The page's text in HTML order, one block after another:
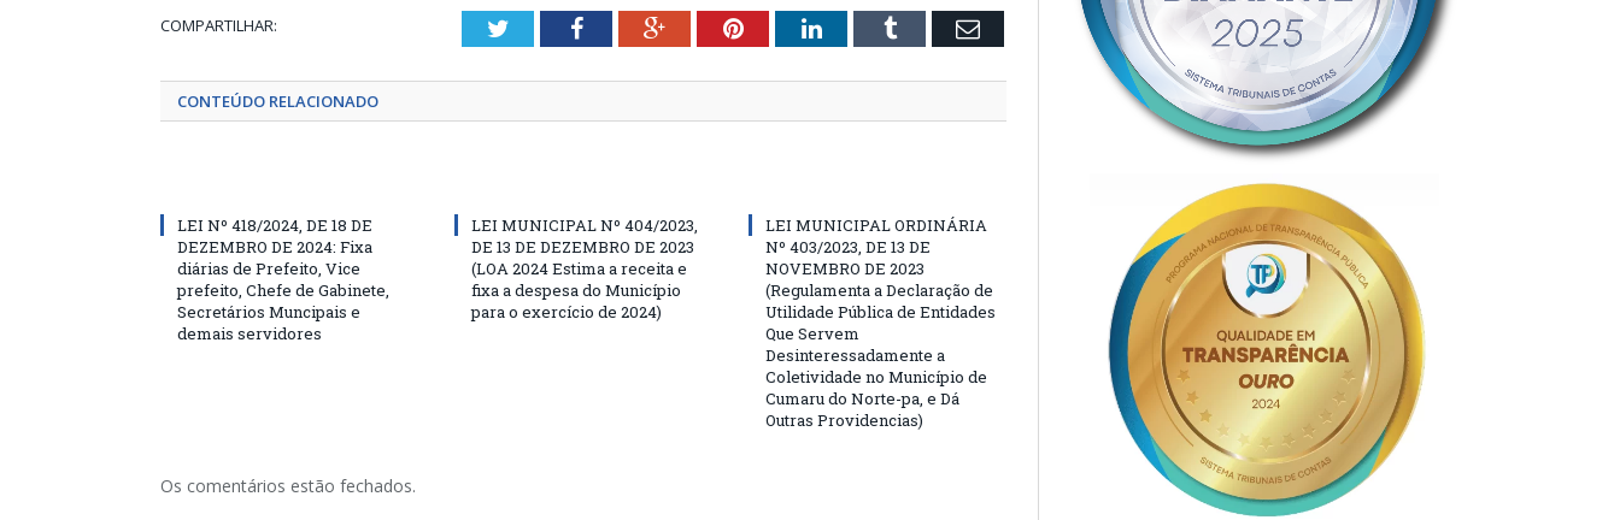
COMPARTILHAR: TwitterFacebookGoogle+PinterestLinkedInTumblr Email
CONTEÚDO RELACIONADO
LEI Nº 418/2024, DE 18 DE
DEZEMBRO DE 2024: Fixa
diárias de Prefeito, Vice
prefeito, Chefe de Gabinete,
Secretários Muncipais e
demais servidores
LEI MUNICIPAL Nº 404/2023,
DE 13 DE DEZEMBRO DE 2023
(LOA 2024 Estima a receita e
fixa a despesa do Município
para o exercício de 2024)
LEI MUNICIPAL ORDINÁRIA
Nº 403/2023, DE 13 DE
NOVEMBRO DE 2023
(Regulamenta a Declaração de
Utilidade Pública de Entidades
Que Servem
Desinteressadamente a
Coletividade no Município de
Cumaru do Norte-pa, e Dá
Outras Providencias)
Os comentários estão fechados.